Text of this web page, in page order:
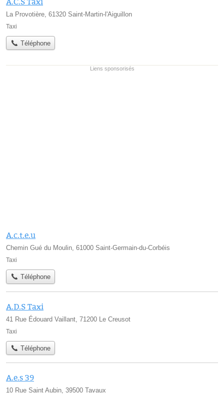
A.C.S Taxi
La Provotière, 61320 Saint-Martin-l'Aiguillon
Taxi
Téléphone
A.c.t.e.u
Chemin Gué du Moulin, 61000 Saint-Germain-du-Corbéis
Taxi
Téléphone
A.D.S Taxi
41 Rue Édouard Vaillant, 71200 Le Creusot
Taxi
Téléphone
A.e.s 39
10 Rue Saint Aubin, 39500 Tavaux